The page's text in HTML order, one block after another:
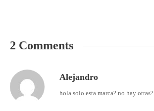
2 Comments
Alejandro
hola solo esta marca? no hay otras?